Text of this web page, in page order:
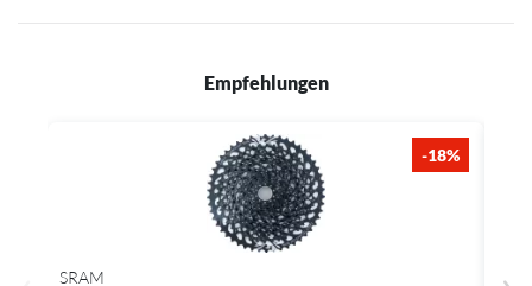
Empfehlungen
-18%
SRAM